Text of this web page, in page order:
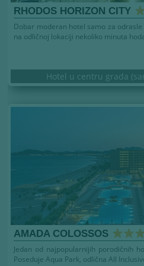
RHODOS HORIZON CITY
Dobar moderan hotel samo za odrasle
na odličnoj lokaciji nekoliko minuta
Hotel u centru grada
AMADA COLOSSOS
Jedan od najpopularnijih porodičnih
Poseduje Aqua Park, odlična All